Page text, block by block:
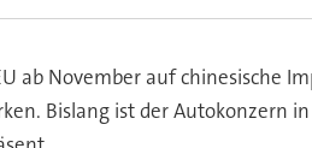
ab November auf chinesische
Bislang ist der Autokonzern